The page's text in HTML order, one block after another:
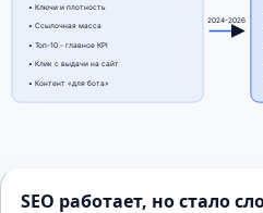
• Ключи и плотность
• Ссылочная масса
• Топ-10 - главное KPI
• Клик с выдачи на сайт
• Контент «для бота»
2024-2026
SEO работает, но стало